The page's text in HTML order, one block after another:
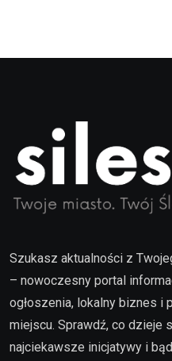
Szukasz aktualności z
– nowoczesny portal
ogłoszenia, lokalny biznes i
miejscu. Sprawdź, co dzieje
najciekawsze inicjatywy i